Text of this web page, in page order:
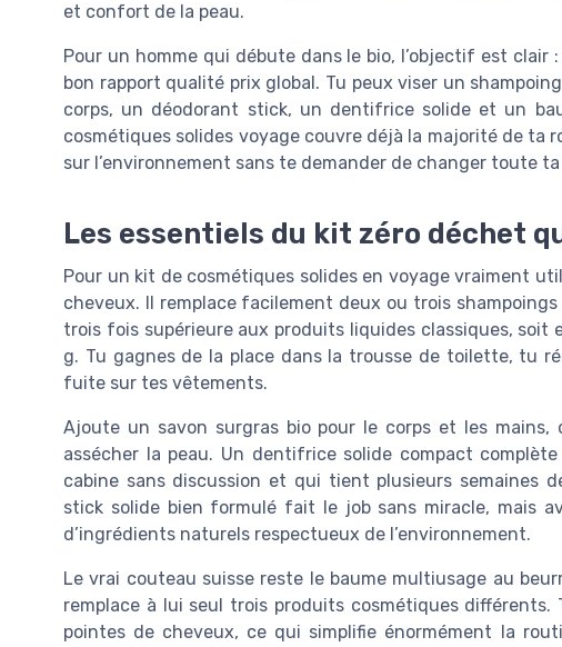
et confort de la peau.
Pour un homme qui débute dans le bio, l’objectif est clair
bon rapport qualité prix global. Tu peux viser un
corps, un déodorant stick, un dentifrice solide et un
cosmétiques solides voyage couvre déjà la majorité de ta
sur l’environnement sans te demander de changer toute ta
Les essentiels du kit zéro déchet
Pour un kit de cosmétiques solides en voyage vraiment
cheveux. Il remplace facilement deux ou trois
trois fois supérieure aux produits liquides classiques, soit
g. Tu gagnes de la place dans la trousse de toilette, tu
fuite sur tes vêtements.
Ajoute un savon surgras bio pour le corps et les
assécher la peau. Un dentifrice solide compact
cabine sans discussion et qui tient plusieurs semaines
stick solide bien formulé fait le job sans miracle, mais
d’ingrédients naturels respectueux de l’environnement.
Le vrai couteau suisse reste le baume multiusage au
remplace à lui seul trois produits cosmétiques différents.
pointes de cheveux, ce qui simplifie énormément la